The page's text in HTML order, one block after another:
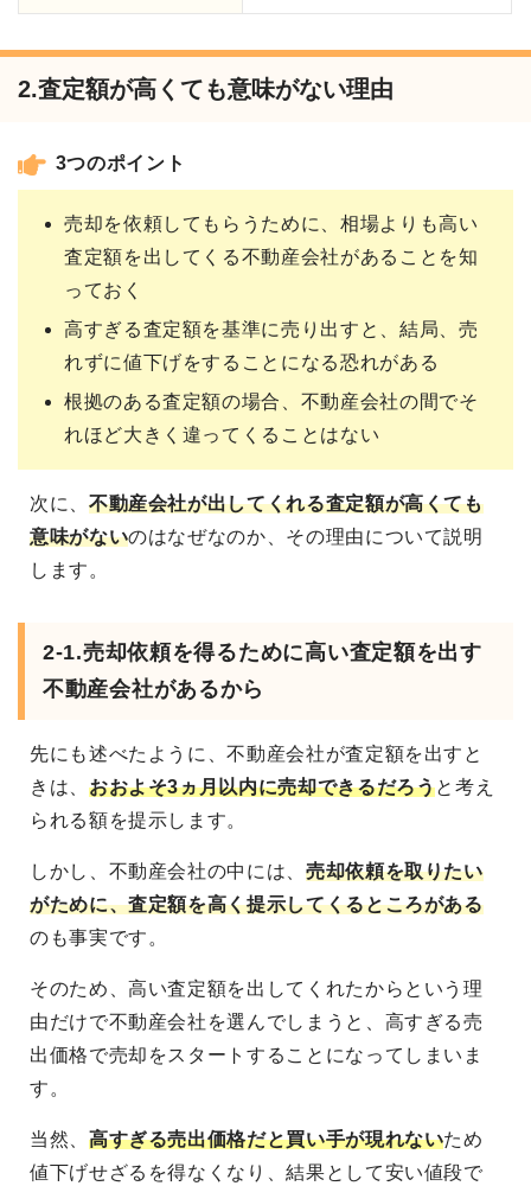
2.査定額が高くても意味がない理由
3つのポイント
売却を依頼してもらうために、相場よりも高い
査定額を出してくる不動産会社があることを知
っておく
高すぎる査定額を基準に売り出すと、結局、売
れずに値下げをすることになる恐れがある
根拠のある査定額の場合、不動産会社の間でそ
れほど大きく違ってくることはない
次に、 不動産会社が出してくれる査定額が高くても
意味がないのはなぜなのか、その理由について説明
します。
2-1.売却依頼を得るために高い査定額を出す
不動産会社があるから
先にも述べたように、不動産会社が査定額を出すと
きは、 おおよそ3ヵ月以内に売却できるだろうと考え
られる額を提示します。
しかし、不動産会社の中には、 売却依頼を取りたい
がために、査定額を高く提示してくるところがある
のも事実です。
そのため、高い査定額を出してくれたからという理
由だけで不動産会社を選んでしまうと、高すぎる売
出価格で売却をスタートすることになってしまいま
す。
当然、 高すぎる売出価格だと買い手が現れないため
値下げせざるを得なくなり、結果として安い値段で